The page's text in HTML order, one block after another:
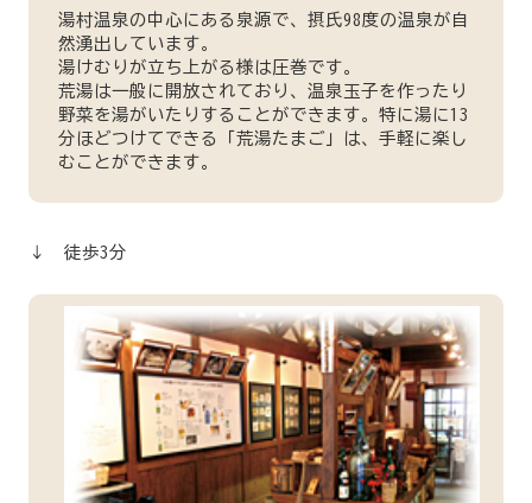
湯村温泉の中心にある泉源で、摂氏98度の温泉が自
然湧出しています。
湯けむりが立ち上がる様は圧巻です。
荒湯は一般に開放されており、温泉玉子を作ったり
野菜を湯がいたりすることができます。特に湯に13
分ほどつけてできる「荒湯たまご」は、手軽に楽し
むことができます。
↓ 徒歩3分